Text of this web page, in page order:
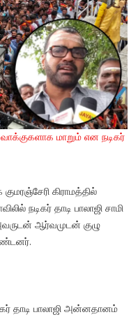
மாறும் என நடிகர்
கிராமத்தில்
நடிகர் தாடி பாலாஜி சாமி
ஆர்வமுடன் குழு
தாடி பாலாஜி அன்னதானம்